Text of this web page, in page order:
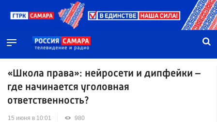
«Школа права»: нейросети и дипфейки –
где начинается уголовная
ответственность?
15 июня в 10:01 980